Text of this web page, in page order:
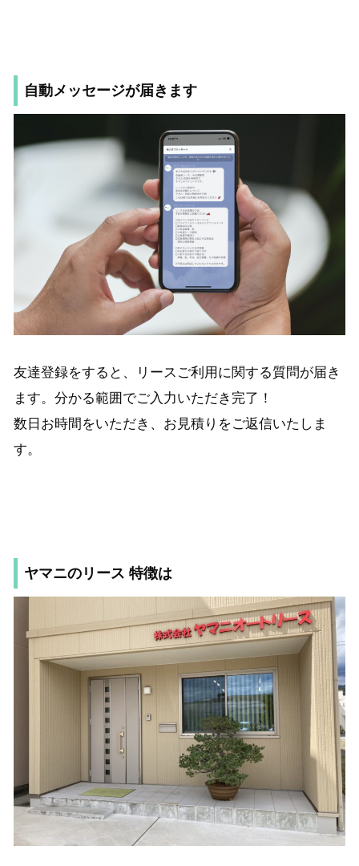
自動メッセージが届きます
友達登録をすると、リースご利用に関する質問が届き
ます。分かる範囲でご入力いただき完了！
数日お時間をいただき、お見積りをご返信いたしま
す。
ヤマニのリース 特徴は